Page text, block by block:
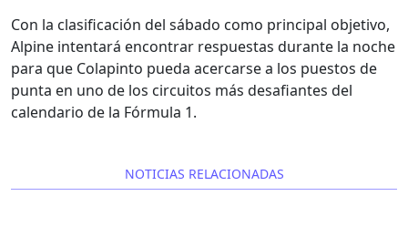
Con la clasificación del sábado como principal objetivo,
Alpine intentará encontrar respuestas durante la noche
para que Colapinto pueda acercarse a los puestos de
punta en uno de los circuitos más desafiantes del
calendario de la Fórmula 1.
NOTICIAS RELACIONADAS